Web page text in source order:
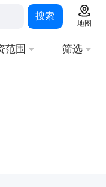
搜索
地图
范围 筛选